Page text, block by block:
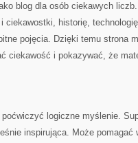
blog dla osób ciekawych
ciekawostki, historię,
pojęcia. Dzięki temu strona
ciekawość i pokazywać, że
logiczne myślenie.
inspirująca. Może pomagać